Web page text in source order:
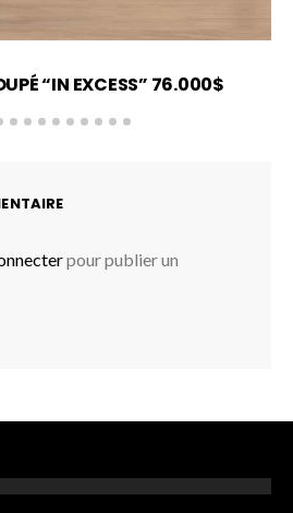
“IN EXCESS” 76.000$
pour publier un